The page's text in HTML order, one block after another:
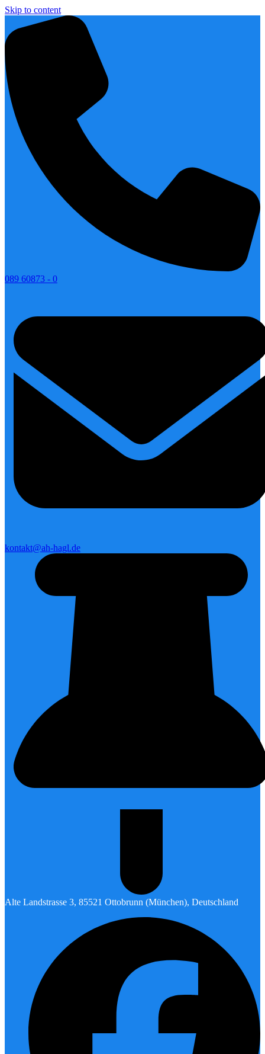
Skip to content
089 60873 - 0
kontakt@ah-hagl.de
Alte Landstrasse 3, 85521 Ottobrunn (München), Deutschland